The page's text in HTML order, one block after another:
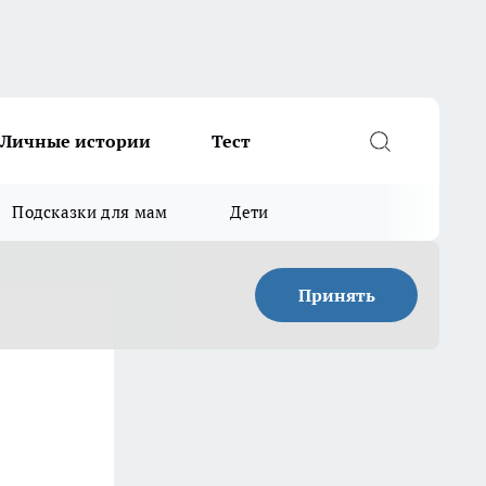
Личные истории Тест
Подсказки для мам Дети
Принять